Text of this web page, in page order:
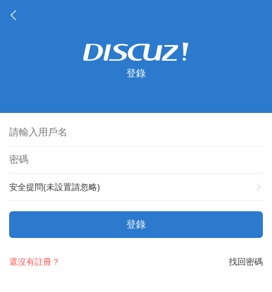
登錄
安全提問(未設置請忽略)
登錄
找回密碼
還沒有註冊？